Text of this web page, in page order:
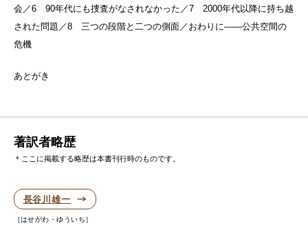
会／6 90年代にも捜査がなされなかった／7 2000年代以降に持ち越
された問題／8 三つの段階と二つの側面／おわりに――公共空間の
危機
あとがき
著訳者略歴
＊ここに掲載する略歴は本書刊行時のものです。
長谷川雄一
はせがわ・ゆういち